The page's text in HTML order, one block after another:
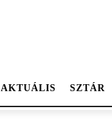
AKTUÁLIS SZTÁR